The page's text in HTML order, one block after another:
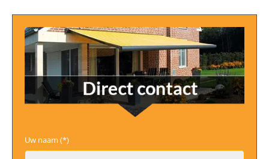
Uw naam (*)